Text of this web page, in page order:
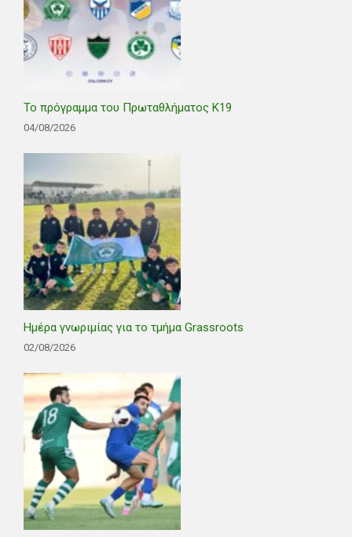
Το πρόγραμμα του Πρωταθλήματος Κ19
04/08/2026
Ημέρα γνωριμίας για το τμήμα Grassroots
02/08/2026